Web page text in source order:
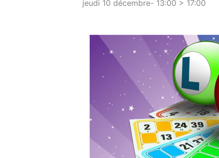
jeudi 10 décembre- 13:00 > 17:00